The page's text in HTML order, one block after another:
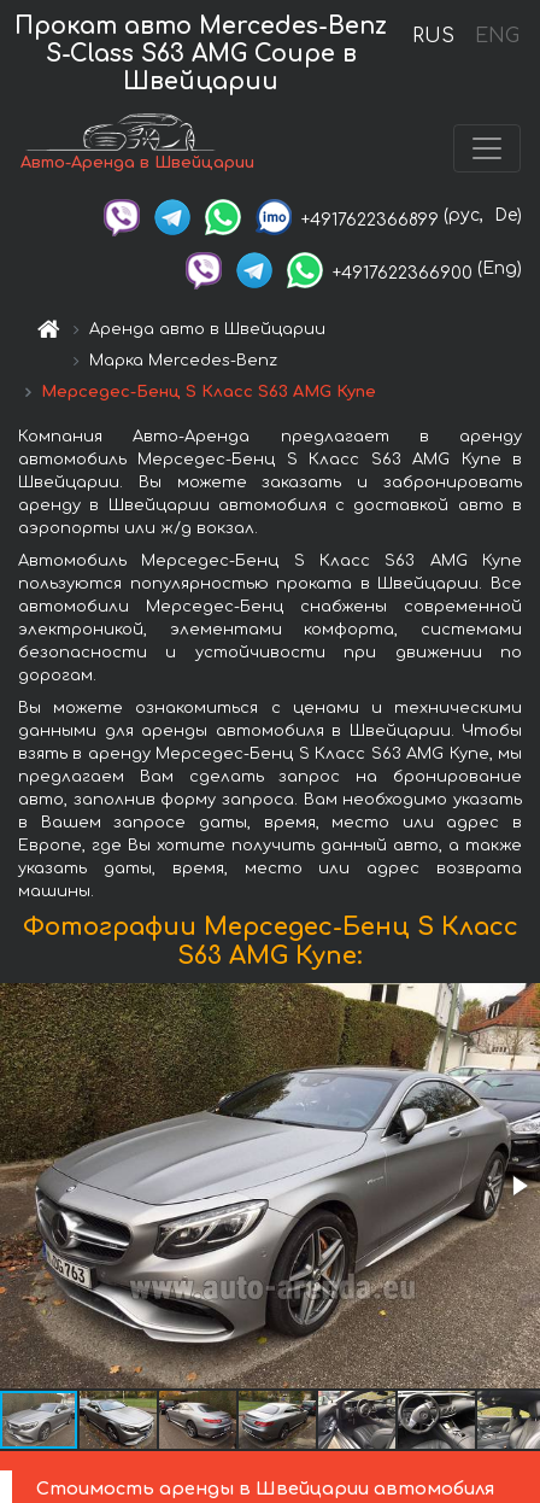
RUS ENG
Прокат авто Mercedes-Benz
S-Class S63 AMG Coupe в
Швейцарии
Авто-Аренда в Швейцарии
+4917622366899 (рус, De)
+4917622366900 (Eng)
Аренда авто в Швейцарии
Марка Mercedes-Benz
Мерседес-Бенц S Класс S63 AMG Купе
Компания Авто-Аренда предлагает в аренду
автомобиль Мерседес-Бенц S Класс S63 AMG Купе в
Швейцарии. Вы можете заказать и забронировать
аренду в Швейцарии автомобиля с доставкой авто в
аэропорты или ж/д вокзал.
Автомобиль Мерседес-Бенц S Класс S63 AMG Купе
пользуются популярностью проката в Швейцарии. Все
автомобили Мерседес-Бенц снабжены современной
электроникой, элементами комфорта, системами
безопасности и устойчивости при движении по
дорогам.
Вы можете ознакомиться с ценами и техническими
данными для аренды автомобиля в Швейцарии. Чтобы
взять в аренду Мерседес-Бенц S Класс S63 AMG Купе, мы
предлагаем Вам сделать запрос на бронирование
авто, заполнив форму запроса. Вам необходимо указать
в Вашем запросе даты, время, место или адрес в
Европе, где Вы хотите получить данный авто, а также
указать даты, время, место или адрес возврата
машины.
Фотографии Мерседес-Бенц S Класс
S63 AMG Купе:
Стоимость аренды в Швейцарии автомобиля